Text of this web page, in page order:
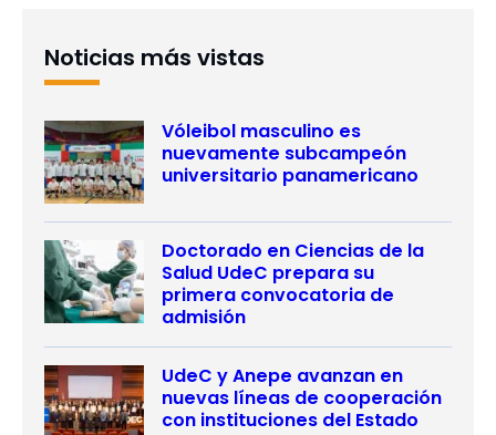
Noticias más vistas
Vóleibol masculino es
nuevamente subcampeón
universitario panamericano
Doctorado en Ciencias de la
Salud UdeC prepara su
primera convocatoria de
admisión
UdeC y Anepe avanzan en
nuevas líneas de cooperación
con instituciones del Estado